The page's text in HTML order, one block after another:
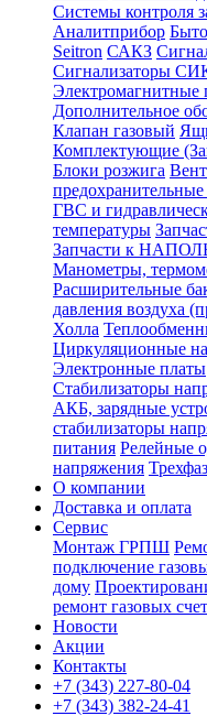
Системы контроля
Аналитприбор
Seitron САКЗ
Сигнализаторы
Электромагнитные
Дополнительное
Клапан газовый
Комплектующие
Блоки розжига
ГВС и
температуры
Запчасти к
Манометры,
Расширительные
давления воздуха
Холла
Циркуляционные
Электронные платы
Стабилизаторы
АКБ, зарядные
стабилизаторы
питания Релейные
напряжения
О компании
Доставка и оплата
Сервис
Монтаж ГРПШ
подключение
дому
ремонт газовых
Новости
Акции
Контакты
+7 (343) 227-80-04
+7 (343) 382-24-41